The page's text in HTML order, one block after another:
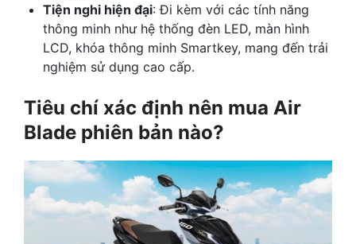
Tiện nghi hiện đại: Đi kèm với các tính năng
thông minh như hệ thống đèn LED, màn hình
LCD, khóa thông minh Smartkey, mang đến trải
nghiệm sử dụng cao cấp.
Tiêu chí xác định nên mua Air
Blade phiên bản nào?